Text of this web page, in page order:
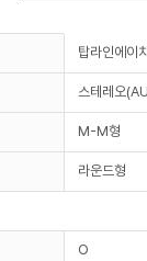
탑라인에이
스테레오
M-M형
라운드형
O